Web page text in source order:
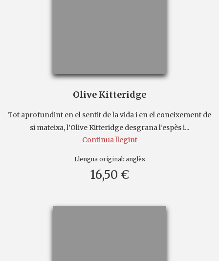
Olive Kitteridge
Tot aprofundint en el sentit de la vida i en el coneixement de
si mateixa, l’Olive Kitteridge desgrana l’espès i...
Continua llegint
Llengua original: anglès
16,50 €